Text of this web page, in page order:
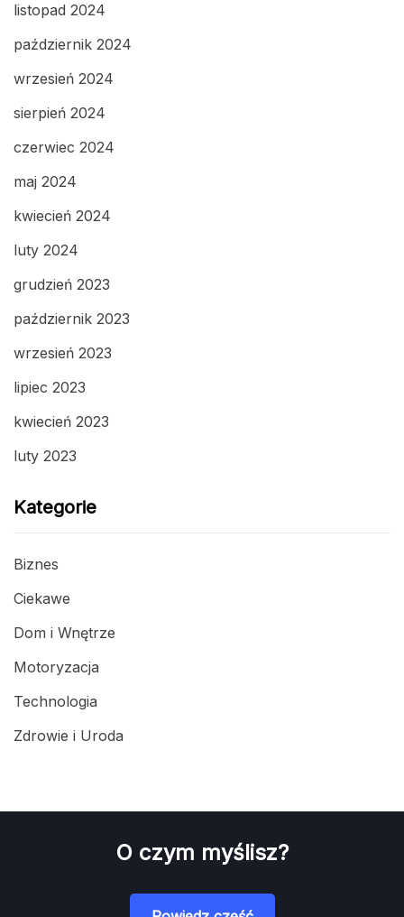
listopad 2024
październik 2024
wrzesień 2024
sierpień 2024
czerwiec 2024
maj 2024
kwiecień 2024
luty 2024
grudzień 2023
październik 2023
wrzesień 2023
lipiec 2023
kwiecień 2023
luty 2023
Kategorie
Biznes
Ciekawe
Dom i Wnętrze
Motoryzacja
Technologia
Zdrowie i Uroda
O czym myślisz?